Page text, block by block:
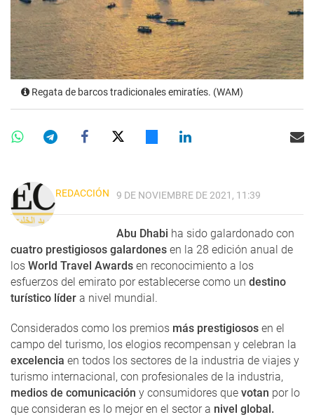
Regata de barcos tradicionales emiratíes. (WAM)
REDACCIÓN 9 DE NOVIEMBRE DE 2021, 11:39
Abu Dhabi ha sido galardonado con
cuatro prestigiosos galardones en la 28 edición anual de
los World Travel Awards en reconocimiento a los
esfuerzos del emirato por establecerse como un destino
turístico líder a nivel mundial.
Considerados como los premios más prestigiosos en el
campo del turismo, los elogios recompensan y celebran la
excelencia en todos los sectores de la industria de viajes y
turismo internacional, con profesionales de la industria,
medios de comunicación y consumidores que votan por lo
que consideran es lo mejor en el sector a nivel global.